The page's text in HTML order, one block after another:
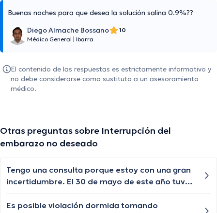
Buenas noches para que desea la solución salina 0.9%??
Diego Almache Bossano
10
Médico General
Ibarra
El contenido de las respuestas es estrictamente informativo y
no debe considerarse como sustituto a un asesoramiento
médico.
Otras preguntas sobre Interrupción del
embarazo no deseado
Tengo una consulta porque estoy con una gran
incertidumbre. El 30 de mayo de este año tuve
min y nada más. El 9 de julio y 13 de julio me hice
Es posible violación dormida tomando